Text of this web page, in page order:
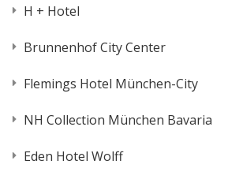
H + Hotel
Brunnenhof City Center
Flemings Hotel München-City
NH Collection München Bavaria
Eden Hotel Wolff